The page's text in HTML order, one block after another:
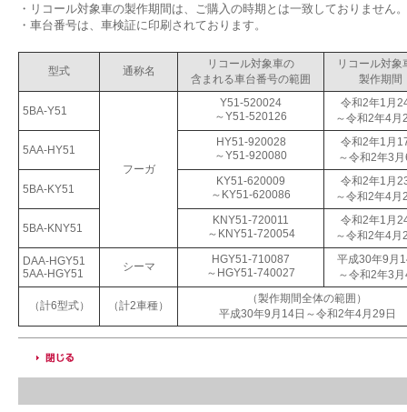
・ リコール対象車の製作期間は、ご購入の時期とは一致しておりません。
・ 車台番号は、車検証に印刷されております。
型式 通称名
リコール対象車の
含まれる車台番号の範囲
リコール対象
製作期間
5BA-Y51
フーガ
Y51-520024
～Y51-520126
令和2年1月
～令和2年4月
5AA-HY51
HY51-920028
～Y51-920080
令和2年1月
～令和2年3
5BA-KY51
KY51-620009
～KY51-620086
令和2年1月
～令和2年4月
5BA-KNY51
KNY51-720011
～KNY51-720054
令和2年1月
～令和2年4月
DAA-HGY51
5AA-HGY51
シーマ
HGY51-710087
～HGY51-740027
平成30年9月
～令和2年3
（計6型式） （計2車種）
（製作期間全体の範囲）
平成30年9月14日～令和2年4月29日